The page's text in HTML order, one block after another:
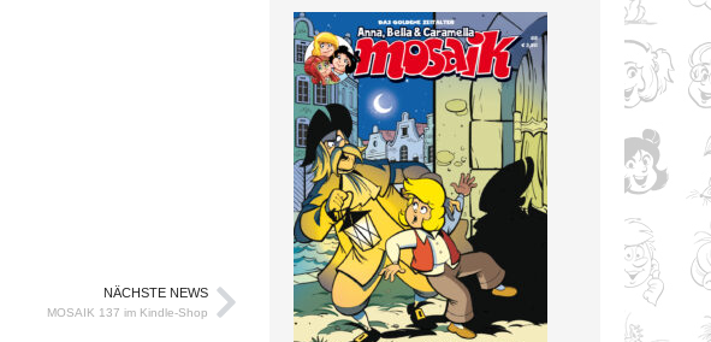
NÄCHSTE NEWS
MOSAIK 137 im Kindle-Shop